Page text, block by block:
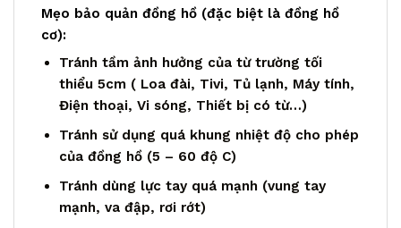
Mẹo bảo quản đồng hồ (đặc biệt là đồng hồ
cơ):
Tránh tầm ảnh hưởng của từ trường tối
thiểu 5cm ( Loa đài, Tivi, Tủ lạnh, Máy tính,
Điện thoại, Vi sóng, Thiết bị có từ…)
Tránh sử dụng quá khung nhiệt độ cho phép
của đồng hồ (5 – 60 độ C)
Tránh dùng lực tay quá mạnh (vung tay
mạnh, va đập, rơi rớt)